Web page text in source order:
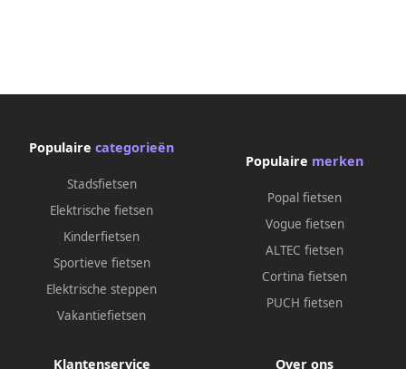
Populaire categorieën
Stadsfietsen
Elektrische fietsen
Kinderfietsen
Sportieve fietsen
Elektrische steppen
Vakantiefietsen
Populaire merken
Popal fietsen
Vogue fietsen
ALTEC fietsen
Cortina fietsen
PUCH fietsen
Klantenservice Over ons